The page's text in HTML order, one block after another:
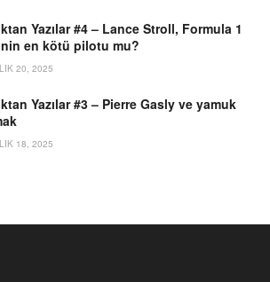
Yazılar #4 – Lance Stroll, Formula 1
en kötü pilotu mu?
20, 2025
Yazılar #3 – Pierre Gasly ve yamuk
18, 2025